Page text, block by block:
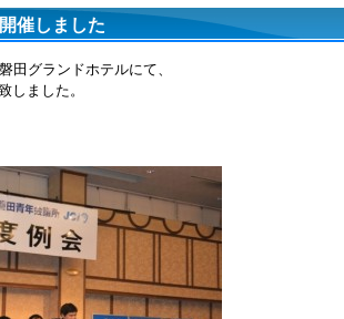
催しました
田グランドホテルにて、
しました。